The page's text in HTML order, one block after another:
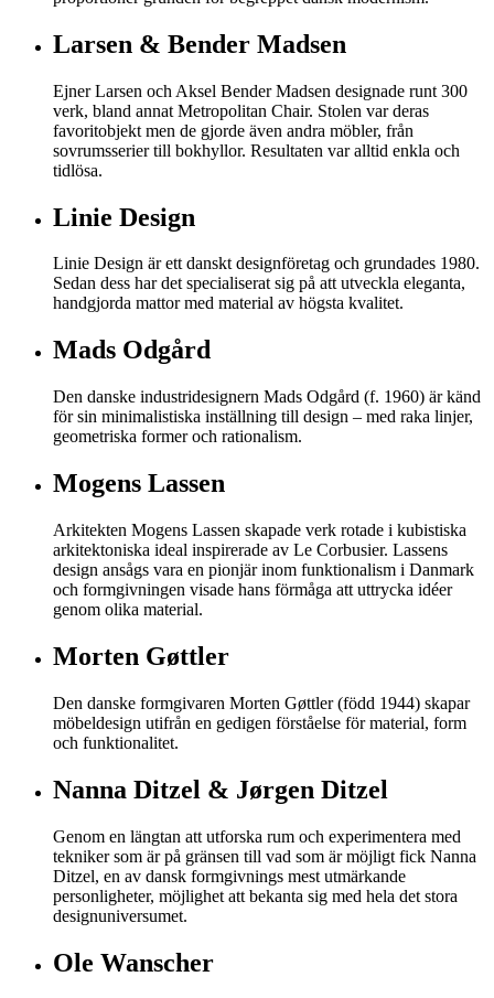
Larsen & Bender Madsen
Ejner Larsen och Aksel Bender Madsen designade runt 300
verk, bland annat Metropolitan Chair. Stolen var deras
favoritobjekt men de gjorde även andra möbler, från
sovrumsserier till bokhyllor. Resultaten var alltid enkla och
tidlösa.
Linie Design
Linie Design är ett danskt designföretag och grundades 1980.
Sedan dess har det specialiserat sig på att utveckla eleganta,
handgjorda mattor med material av högsta kvalitet.
Mads Odgård
Den danske industridesignern Mads Odgård (f. 1960) är känd
för sin minimalistiska inställning till design – med raka linjer,
geometriska former och rationalism.
Mogens Lassen
Arkitekten Mogens Lassen skapade verk rotade i kubistiska
arkitektoniska ideal inspirerade av Le Corbusier. Lassens
design ansågs vara en pionjär inom funktionalism i Danmark
och formgivningen visade hans förmåga att uttrycka idéer
genom olika material.
Morten Gøttler
Den danske formgivaren Morten Gøttler (född 1944) skapar
möbeldesign utifrån en gedigen förståelse för material, form
och funktionalitet.
Nanna Ditzel & Jørgen Ditzel
Genom en längtan att utforska rum och experimentera med
tekniker som är på gränsen till vad som är möjligt fick Nanna
Ditzel, en av dansk formgivnings mest utmärkande
personligheter, möjlighet att bekanta sig med hela det stora
designuniversumet.
Ole Wanscher